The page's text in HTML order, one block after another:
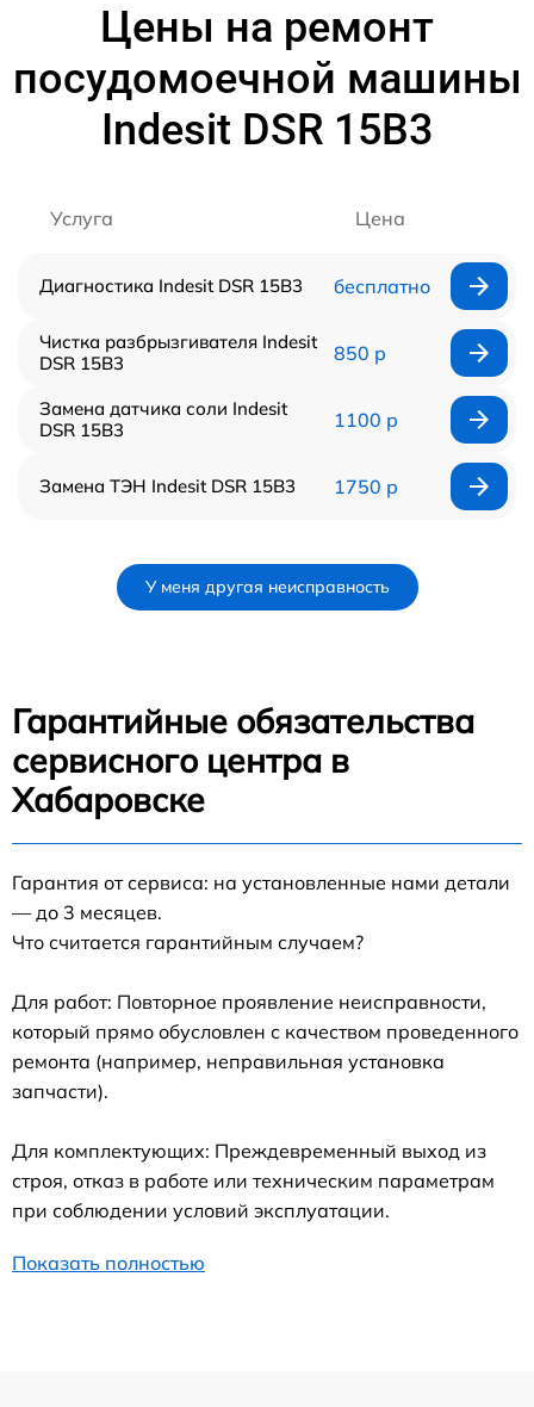
Цены на ремонт
посудомоечной машины
Indesit DSR 15B3
Услуга Цена
Диагностика Indesit DSR 15B3 бесплатно
Чистка разбрызгивателя Indesit
DSR 15B3
850 р
Замена датчика соли Indesit
DSR 15B3
1100 р
Замена ТЭН Indesit DSR 15B3 1750 р
У меня другая неисправность
Гарантийные обязательства
сервисного центра в
Хабаровске
Гарантия от сервиса: на установленные нами детали
— до 3 месяцев.
Что считается гарантийным случаем?
Для работ: Повторное проявление неисправности,
который прямо обусловлен с качеством проведенного
ремонта (например, неправильная установка
запчасти).
Для комплектующих: Преждевременный выход из
строя, отказ в работе или техническим параметрам
при соблюдении условий эксплуатации.
Показать полностью